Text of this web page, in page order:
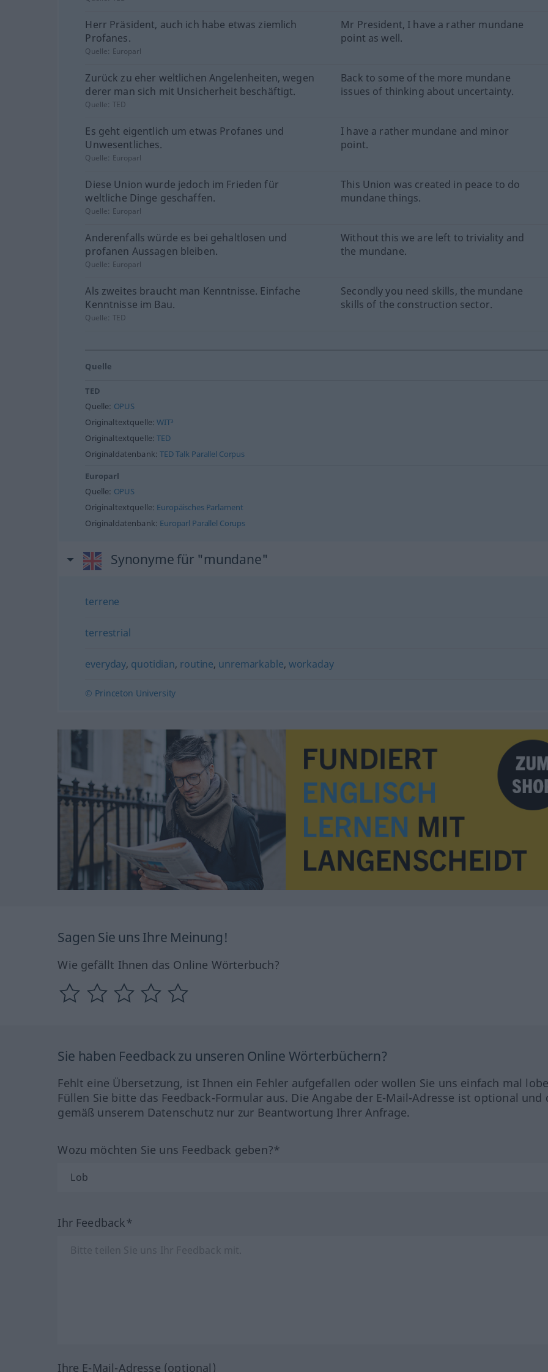
Herr Präsident, auch ich habe etwas ziemlich
Profanes.
Mr President, I have a rather mundane
point as well.
Quelle: Europarl
Zurück zu eher weltlichen Angelenheiten, wegen
derer man sich mit Unsicherheit beschäftigt.
Back to some of the more mundane
issues of thinking about uncertainty.
Quelle: TED
Es geht eigentlich um etwas Profanes und
Unwesentliches.
I have a rather mundane and minor
point.
Quelle: Europarl
Diese Union wurde jedoch im Frieden für
weltliche Dinge geschaffen.
This Union was created in peace to do
mundane things.
Quelle: Europarl
Anderenfalls würde es bei gehaltlosen und
profanen Aussagen bleiben.
Without this we are left to triviality and
the mundane.
Quelle: Europarl
Als zweites braucht man Kenntnisse. Einfache
Kenntnisse im Bau.
Secondly you need skills, the mundane
skills of the construction sector.
Quelle: TED
Quelle
TED
Quelle: OPUS
Originaltextquelle:WIT³
Originaltextquelle:TED
Originaldatenbank:TED Talk Parallel Corpus
Europarl
Quelle: OPUS
Originaltextquelle: Europäisches Parlament
Originaldatenbank: Europarl Parallel Corups
Synonyme für "mundane"
terrene
terrestrial
everyday, quotidian, routine, unremarkable, workaday
© Princeton University
Sagen Sie uns Ihre Meinung!
Wie gefällt Ihnen das Online Wörterbuch?
Sie haben Feedback zu unseren Online Wörterbüchern?
Fehlt eine Übersetzung, ist Ihnen ein Fehler aufgefallen oder wollen Sie uns einfach mal
Füllen Sie bitte das Feedback-Formular aus. Die Angabe der E-Mail-Adresse ist optional und
gemäß unserem Datenschutz nur zur Beantwortung Ihrer Anfrage.
Wozu möchten Sie uns Feedback geben?*
Ihr Feedback*
Ihre E-Mail-Adresse (optional)